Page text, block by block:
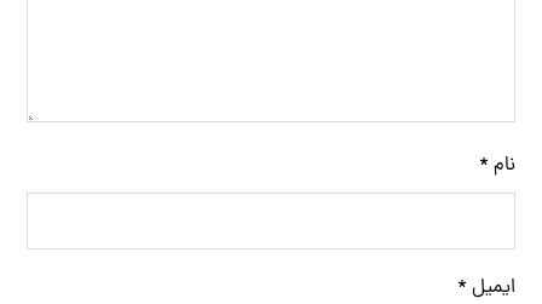
نام *
ایمیل *